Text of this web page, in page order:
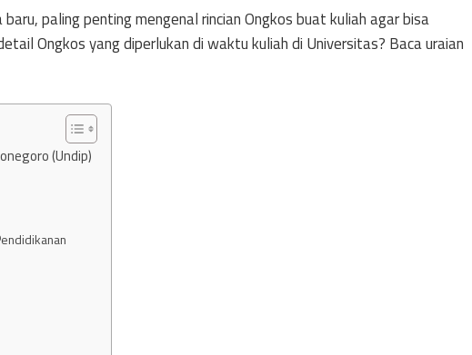
paling penting mengenal rincian Ongkos buat kuliah agar bisa
Ongkos yang diperlukan di waktu kuliah di Universitas? Baca uraian
(Undip)